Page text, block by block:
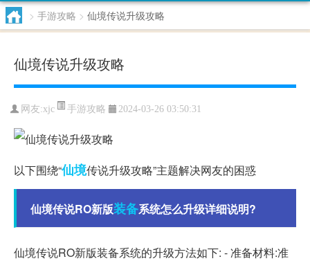
> 手游攻略 > 仙境传说升级攻略
仙境传说升级攻略
网友:xjc 手游攻略 2024-03-26 03:50:31
以下围绕“仙境传说升级攻略”主题解决网友的困惑
仙境传说RO新版装备系统怎么升级详细说明?
仙境传说RO新版装备系统的升级方法如下: - 准备材料:准